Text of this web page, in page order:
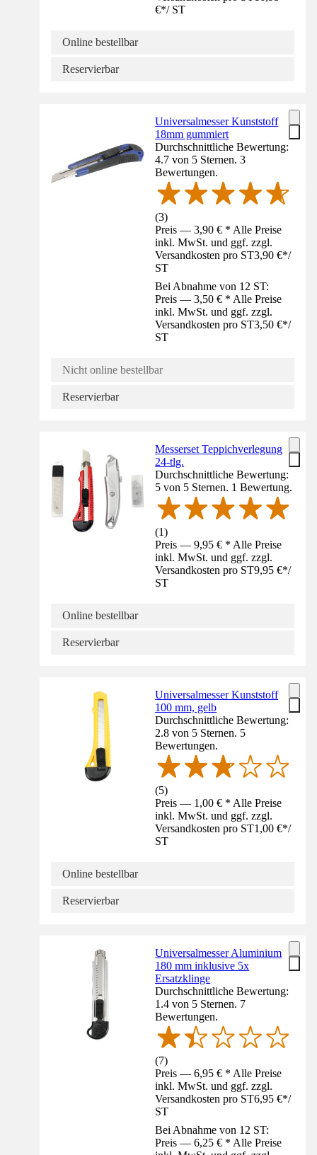
€*/ ST
Online bestellbar
Reservierbar
Universalmesser Kunststoff
18mm gummiert
Durchschnittliche Bewertung:
4.7 von 5 Sternen. 3
Bewertungen.
(3)
Preis — 3,90 € * Alle Preise
inkl. MwSt. und ggf. zzgl.
Versandkosten pro ST3,90 €*/
ST
Bei Abnahme von 12 ST:
Preis — 3,50 € * Alle Preise
inkl. MwSt. und ggf. zzgl.
Versandkosten pro ST3,50 €*/
ST
Nicht online bestellbar
Reservierbar
Messerset Teppichverlegung
24-tlg.
Durchschnittliche Bewertung:
5 von 5 Sternen. 1 Bewertung.
(1)
Preis — 9,95 € * Alle Preise
inkl. MwSt. und ggf. zzgl.
Versandkosten pro ST9,95 €*/
ST
Online bestellbar
Reservierbar
Universalmesser Kunststoff
100 mm, gelb
Durchschnittliche Bewertung:
2.8 von 5 Sternen. 5
Bewertungen.
(5)
Preis — 1,00 € * Alle Preise
inkl. MwSt. und ggf. zzgl.
Versandkosten pro ST1,00 €*/
ST
Online bestellbar
Reservierbar
Universalmesser Aluminium
180 mm inklusive 5x
Ersatzklinge
Durchschnittliche Bewertung:
1.4 von 5 Sternen. 7
Bewertungen.
(7)
Preis — 6,95 € * Alle Preise
inkl. MwSt. und ggf. zzgl.
Versandkosten pro ST6,95 €*/
ST
Bei Abnahme von 12 ST:
Preis — 6,25 € * Alle Preise